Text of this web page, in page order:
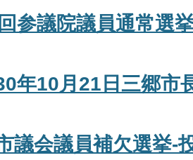
参議院議員通常選
年10月21日三郷市
議会議員補欠選挙-